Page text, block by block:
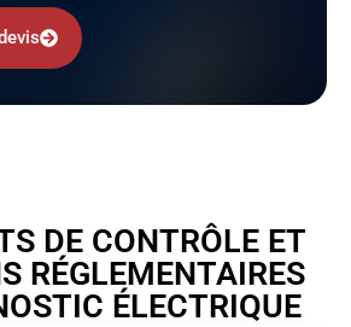
DE CONTRÔLE ET
RÉGLEMENTAIRES
ÉLECTRIQUE